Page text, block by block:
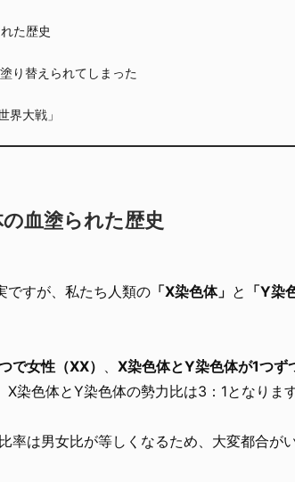
た歴史
り替えられてしまった
界大戦」
血塗られた歴史
ですが、私たち人類の 「X染色体」 と 「Y染
で女性（XX） X染色体とY染色体が1つず
染色体とY染色体の勢力比は3：1となります
率は男女比が等しくなるため、大変都合が